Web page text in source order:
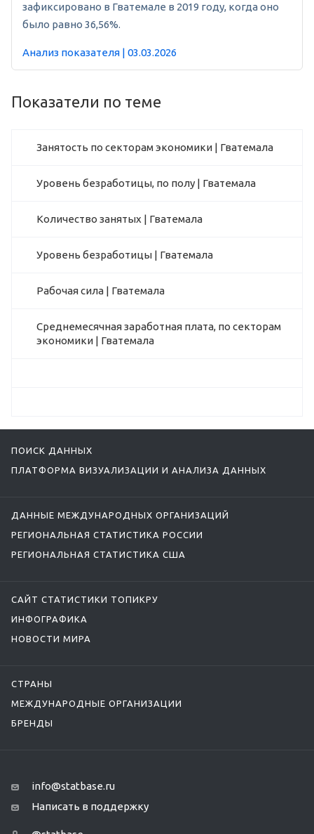
зафиксировано в Гватемале в 2019 году, когда оно
было равно 36,56%.
Анализ показателя | 03.03.2026
Показатели по теме
Занятость по секторам экономики | Гватемала
Уровень безработицы, по полу | Гватемала
Количество занятых | Гватемала
Уровень безработицы | Гватемала
Рабочая сила | Гватемала
Среднемесячная заработная плата, по секторам
экономики | Гватемала
ПОИСК ДАННЫХ
ПЛАТФОРМА ВИЗУАЛИЗАЦИИ И АНАЛИЗА ДАННЫХ
ДАННЫЕ МЕЖДУНАРОДНЫХ ОРГАНИЗАЦИЙ
РЕГИОНАЛЬНАЯ СТАТИСТИКА РОССИИ
РЕГИОНАЛЬНАЯ СТАТИСТИКА США
САЙТ СТАТИСТИКИ ТОПИКРУ
ИНФОГРАФИКА
НОВОСТИ МИРА
СТРАНЫ
МЕЖДУНАРОДНЫЕ ОРГАНИЗАЦИИ
БРЕНДЫ
info@statbase.ru
Написать в поддержку